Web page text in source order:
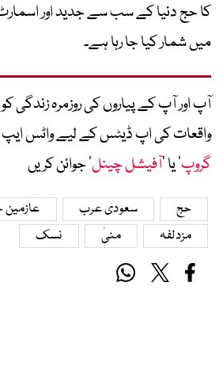
کا حج دنیا کے سب سے جدید اور
میں شمار کیا جا رہا ہے۔
آپ اور آپ کے پیاروں کی روزمرہ زندگی
واقعات کی اپ ڈیٹس کے لیے واٹس ایپ
گروپ‘ یا ’آفیشل چینل‘ جوائن کریں
حج سعودی عرب
مزدلفہ
منیٰ نسک